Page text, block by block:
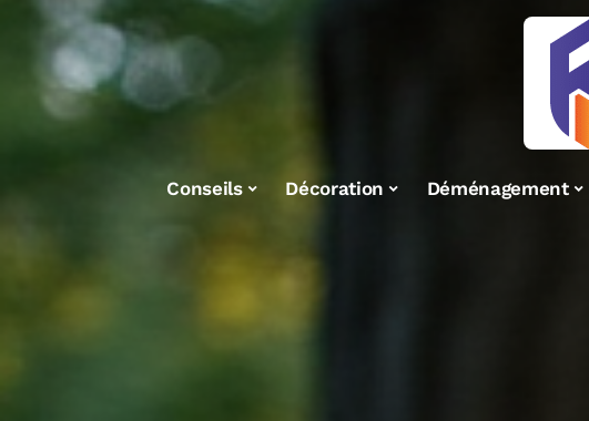
Conseils Décoration Déménagement